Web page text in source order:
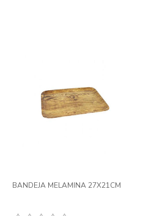
BANDEJA MELAMINA 27X21CM